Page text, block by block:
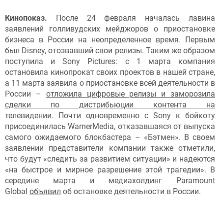
Кинопоказ. После 24 февраля началась лавина
заявлений голливудских мейджоров о приостановке
бизнеса в России на неопределенное время. Первым
был Disney, отозвавший свои релизы. Таким же образом
поступила и Sony Pictures: с 1 марта компания
остановила кинопрокат своих проектов в нашей стране,
а 11 марта заявила о приостановке всей деятельности в
России – отложила цифровые релизы и заморозила
сделки по дистрибьюции контента на
телевидении. Почти одновременно с Sony к бойкоту
присоединилась WarnerMedia, отказавшаяся от выпуска
самого ожидаемого блокбастера – «Бэтмен». В своем
заявлении представители компании также отметили,
что будут «следить за развитием ситуации» и надеются
«на быстрое и мирное разрешение этой трагедии». В
середине марта и медиахолдинг Paramount
Global объявил об остановке деятельности в России.